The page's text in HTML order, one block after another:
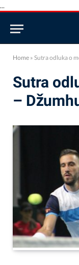
...
Home » Sutra odluka o
Sutra
–